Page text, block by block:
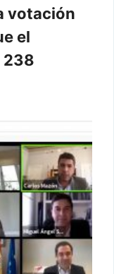
votación
el
238